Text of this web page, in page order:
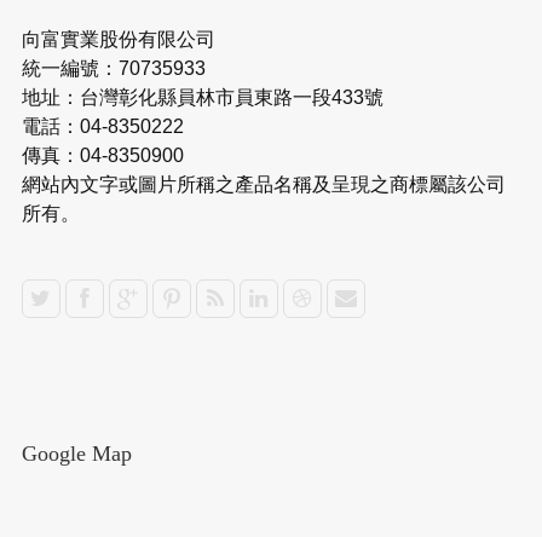
向富實業股份有限公司
統一編號：70735933
地址：台灣彰化縣員林市員東路一段433號
電話：04-8350222
傳真：04-8350900
網站內文字或圖片所稱之產品名稱及呈現之商標屬該公司
所有。
Google Map